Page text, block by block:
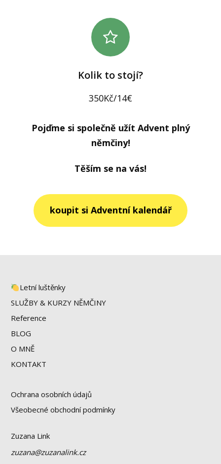
Kolik to stojí?
350Kč/14€
Pojďme si společně užít Advent plný
němčiny!
Těším se na vás!
koupit si Adventní kalendář
Letní luštěnky
SLUŽBY & KURZY NĚMČINY
Reference
BLOG
O MNĚ
KONTAKT
Ochrana osobních údajů
Všeobecné obchodní podmínky
Zuzana Link
zuzana@zuzanalink.cz